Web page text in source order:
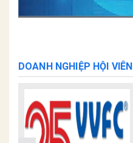
DOANH NGHIỆP HỘI VIÊN